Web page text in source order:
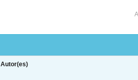
Autor(es)